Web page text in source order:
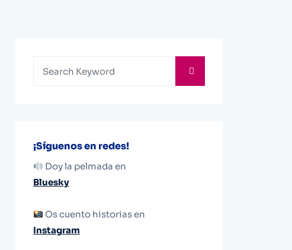
¡Síguenos en redes!
Doy la pelmada en
Bluesky
Os cuento historias en
Instagram